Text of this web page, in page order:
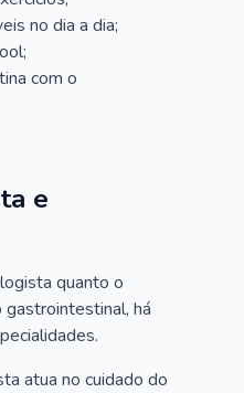
no dia a dia;
com o
e
quanto o
há
atua no cuidado do